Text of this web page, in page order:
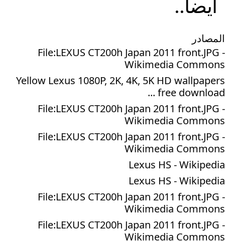
المصادر
File:LEXUS CT200h Japan 2011 front.JPG -
Wikimedia Commons
Yellow Lexus 1080P, 2K, 4K, 5K HD wallpapers
free download ...
File:LEXUS CT200h Japan 2011 front.JPG -
Wikimedia Commons
File:LEXUS CT200h Japan 2011 front.JPG -
Wikimedia Commons
Lexus HS - Wikipedia
Lexus HS - Wikipedia
File:LEXUS CT200h Japan 2011 front.JPG -
Wikimedia Commons
File:LEXUS CT200h Japan 2011 front.JPG -
Wikimedia Commons